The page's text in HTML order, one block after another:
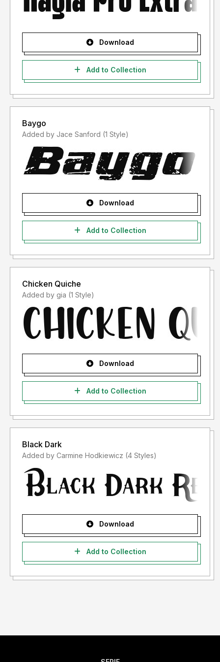
Download
Add to Collection
Baygo
Added by Jace Sanford (1 Style)
Download
Add to Collection
Chicken Quiche
Added by gia (1 Style)
Download
Add to Collection
Black Dark
Added by Carmine Hodkiewicz (4 Styles)
Download
Add to Collection